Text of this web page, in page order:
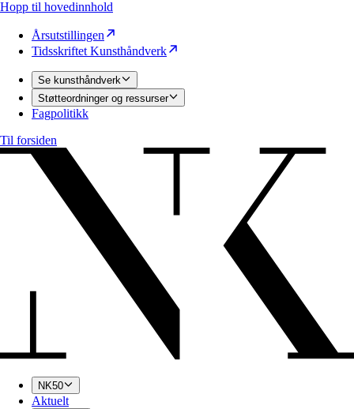
Hopp til hovedinnhold
Årsutstillingen
Tidsskriftet Kunsthåndverk
Se kunsthåndverk
Støtteordninger og ressurser
Fagpolitikk
Til forsiden
NK50
Aktuelt